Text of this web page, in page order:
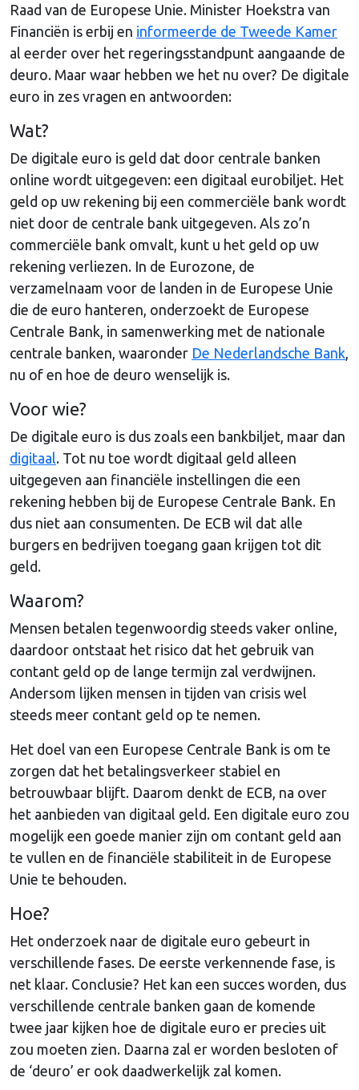
Raad van de Europese Unie. Minister Hoekstra van
Financiën is erbij en informeerde de Tweede Kamer
al eerder over het regeringsstandpunt aangaande de
deuro. Maar waar hebben we het nu over? De digitale
euro in zes vragen en antwoorden:
Wat?
De digitale euro is geld dat door centrale banken
online wordt uitgegeven: een digitaal eurobiljet. Het
geld op uw rekening bij een commerciële bank wordt
niet door de centrale bank uitgegeven. Als zo’n
commerciële bank omvalt, kunt u het geld op uw
rekening verliezen. In de Eurozone, de
verzamelnaam voor de landen in de Europese Unie
die de euro hanteren, onderzoekt de Europese
Centrale Bank, in samenwerking met de nationale
centrale banken, waaronder De Nederlandsche Bank
nu of en hoe de deuro wenselijk is.
Voor wie?
De digitale euro is dus zoals een bankbiljet, maar dan
digitaal. Tot nu toe wordt digitaal geld alleen
uitgegeven aan financiële instellingen die een
rekening hebben bij de Europese Centrale Bank. En
dus niet aan consumenten. De ECB wil dat alle
burgers en bedrijven toegang gaan krijgen tot dit
geld.
Waarom?
Mensen betalen tegenwoordig steeds vaker online,
daardoor ontstaat het risico dat het gebruik van
contant geld op de lange termijn zal verdwijnen.
Andersom lijken mensen in tijden van crisis wel
steeds meer contant geld op te nemen.
Het doel van een Europese Centrale Bank is om te
zorgen dat het betalingsverkeer stabiel en
betrouwbaar blijft. Daarom denkt de ECB, na over
het aanbieden van digitaal geld. Een digitale euro zou
mogelijk een goede manier zijn om contant geld aan
te vullen en de financiële stabiliteit in de Europese
Unie te behouden.
Hoe?
Het onderzoek naar de digitale euro gebeurt in
verschillende fases. De eerste verkennende fase, is
net klaar. Conclusie? Het kan een succes worden, dus
verschillende centrale banken gaan de komende
twee jaar kijken hoe de digitale euro er precies uit
zou moeten zien. Daarna zal er worden besloten of
de ‘deuro’ er ook daadwerkelijk zal komen.